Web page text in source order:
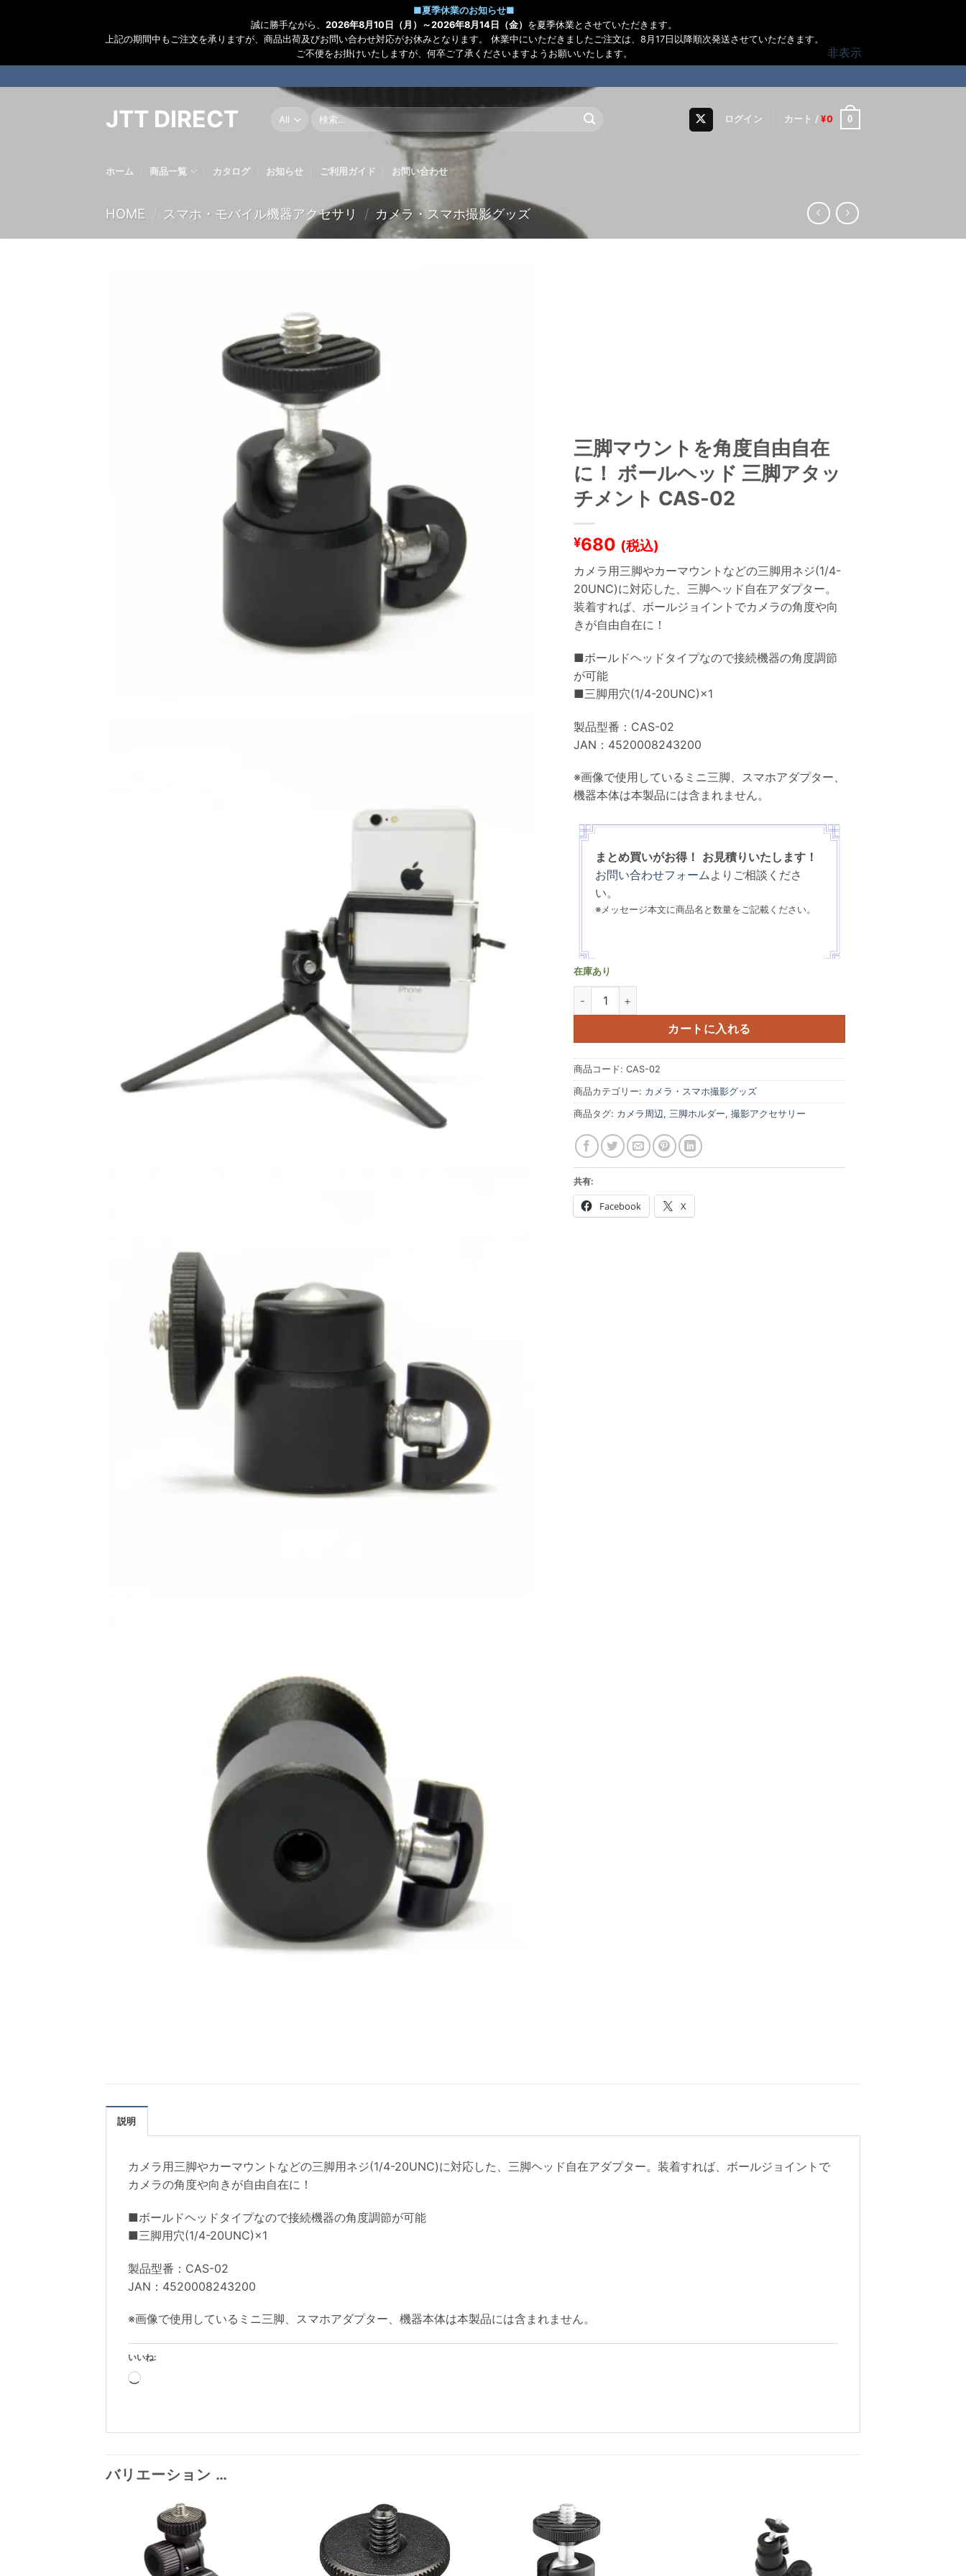
■夏季休業のお知らせ■
誠に勝手ながら、 2026年8月10日（月）～2026年8月14日（金） を夏季休業とさせていただきます。
上記の期間中もご注文を承りますが、商品出荷及びお問い合わせ対応がお休みとなります。 休業中にいただきましたご注文は、8月17日以降順次発送させていただきます。
ご不便をお掛けいたしますが、何卒ご了承くださいますようお願いいたします。
非表示
to
JTT DIRECT ログイン カート /¥0 0
ホーム 商品一覧 カタログ お知らせ ご利用ガイド お問い合わせ
HOME / スマホ・モバイル機器アクセサリ / カメラ・スマホ撮影グッズ
三脚マウントを角度自由自在
に！ ボールヘッド 三脚アタッ
チメント CAS-02
¥680 (税込)
カメラ用三脚やカーマウントなどの三脚用ネジ(1/4-
20UNC)に対応した、三脚ヘッド自在アダプター。
装着すれば、ボールジョイントでカメラの角度や向
きが自由自在に！
■ボールドヘッドタイプなので接続機器の角度調節
が可能
■三脚用穴(1/4-20UNC)×1
製品型番：CAS-02
JAN：4520008243200
※画像で使用しているミニ三脚、スマホアダプター、
機器本体は本製品には含まれません。
まとめ買いがお得！ お見積りいたします！
お問い合わせフォームよりご相談くださ
い。
※メッセージ本文に商品名と数量をご記載ください。
在庫あり
三脚マウントを角度自由自在に！ ボールヘッド 三脚アタッチメント CAS-02 個
カートに入れる
商品コード: CAS-02
商品カテゴリー: カメラ・スマホ撮影グッズ
商品タグ: カメラ周辺, 三脚ホルダー, 撮影アクセサリー
共有:
Facebook X
説明
カメラ用三脚やカーマウントなどの三脚用ネジ(1/4-20UNC)に対応した、三脚ヘッド自在アダプター。装着すれば、ボールジョイントで
カメラの角度や向きが自由自在に！
■ボールドヘッドタイプなので接続機器の角度調節が可能
■三脚用穴(1/4-20UNC)×1
製品型番：CAS-02
JAN：4520008243200
※画像で使用しているミニ三脚、スマホアダプター、機器本体は本製品には含まれません。
いいね:
読
み
バリエーション …